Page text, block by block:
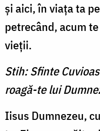
şi aici, în viaţa ta
petrecând, acum
vieţii.
Stih: Sfinte
roagă-te lui
Iisus Dumnezeu,